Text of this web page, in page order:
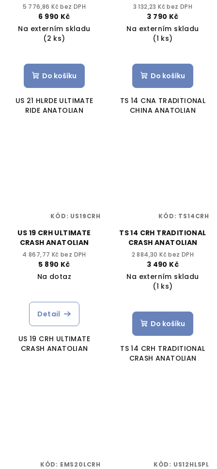
5 776,86 Kč bez DPH
6 990 Kč
Na externím skladu
(2 ks)
Do košíku
US 21 HLRDE ULTIMATE
RIDE ANATOLIAN
3 132,23 Kč bez DPH
3 790 Kč
Na externím skladu
(1 ks)
Do košíku
TS 14 CNA TRADITIONAL
CHINA ANATOLIAN
US 19 CRH ULTIMATE
CRASH ANATOLIAN
4 867,77 Kč bez DPH
5 890 Kč
Na dotaz
Detail
US 19 CRH ULTIMATE
CRASH ANATOLIAN
KÓD: US19CRH
TS 14 CRH TRADITIONAL
CRASH ANATOLIAN
2 884,30 Kč bez DPH
3 490 Kč
Na externím skladu
(1 ks)
Do košíku
TS 14 CRH TRADITIONAL
CRASH ANATOLIAN
KÓD: TS14CRH
KÓD: EMS20LCRH KÓD: US12HLSPL